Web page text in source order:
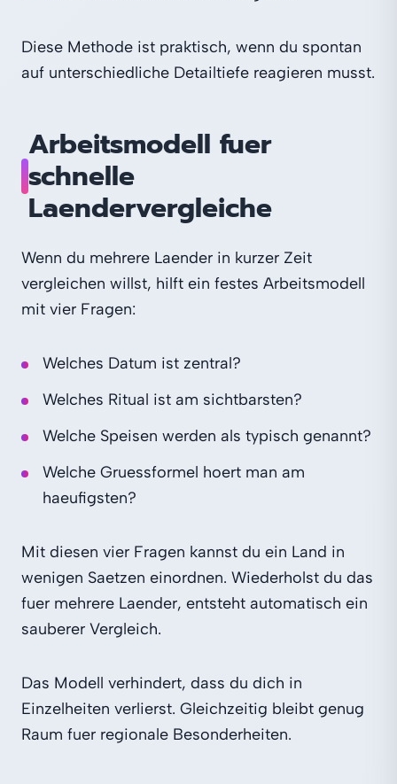
Diese Methode ist praktisch, wenn du spontan
auf unterschiedliche Detailtiefe reagieren musst.
Arbeitsmodell fuer
schnelle
Laendervergleiche
Wenn du mehrere Laender in kurzer Zeit
vergleichen willst, hilft ein festes Arbeitsmodell
mit vier Fragen:
Welches Datum ist zentral?
Welches Ritual ist am sichtbarsten?
Welche Speisen werden als typisch genannt?
Welche Gruessformel hoert man am
haeufigsten?
Mit diesen vier Fragen kannst du ein Land in
wenigen Saetzen einordnen. Wiederholst du das
fuer mehrere Laender, entsteht automatisch ein
sauberer Vergleich.
Das Modell verhindert, dass du dich in
Einzelheiten verlierst. Gleichzeitig bleibt genug
Raum fuer regionale Besonderheiten.